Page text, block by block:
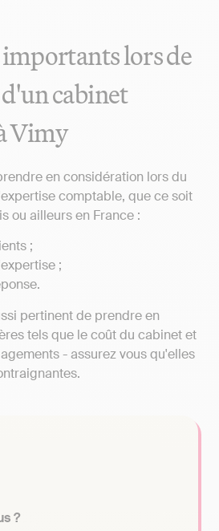
lors de
cabinet
Vimy
en considération lors du
comptable, que ce soit
ou ailleurs en France :
;
;
pertinent de prendre en
tels que le coût du cabinet et
- assurez vous qu'elles
?